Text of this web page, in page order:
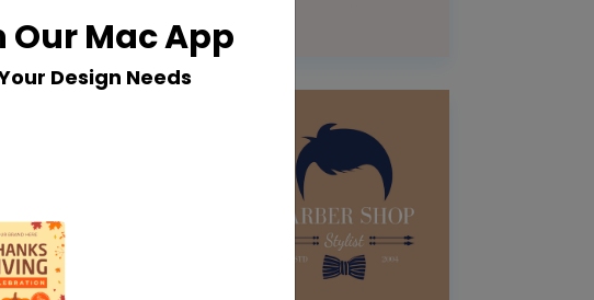
Mac App
Design Needs